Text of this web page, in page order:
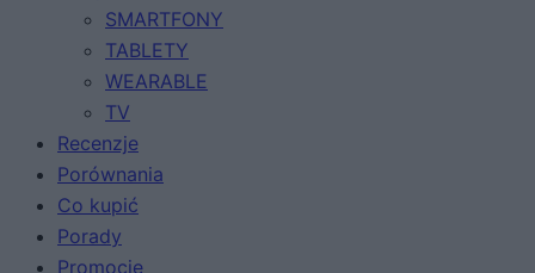
SMARTFONY
TABLETY
WEARABLE
TV
Recenzje
Porównania
Co kupić
Porady
Promocje